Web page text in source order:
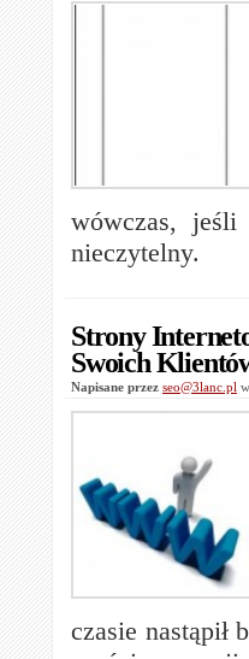
wówczas, jeśli
nieczytelny.
Strony
Swoich
Napisane przez seo@3lanc.pl
czasie nastąpił